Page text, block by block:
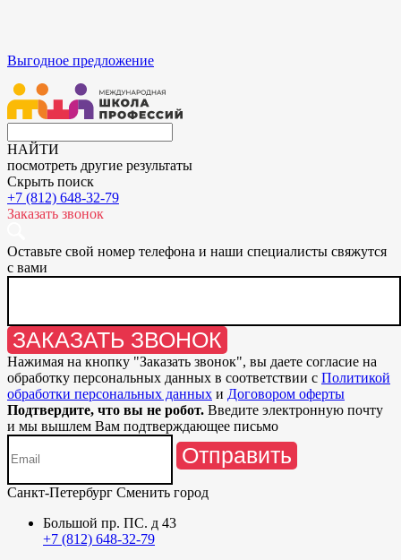
Выгодное предложение
НАЙТИ
посмотреть другие результаты
Скрыть поиск
+7 (812) 648-32-79
Заказать звонок
Оставьте свой номер телефона и наши специалисты свяжутся
с вами
ЗАКАЗАТЬ ЗВОНОК
Нажимая на кнопку "Заказать звонок", вы даете согласие на
обработку персональных данных в соответствии с Политикой
обработки персональных данных и Договором оферты
Подтвердите, что вы не робот. Введите электронную почту
и мы вышлем Вам подтверждающее письмо
Отправить
Санкт-Петербург Сменить город
Большой пр. ПС. д 43
+7 (812) 648-32-79